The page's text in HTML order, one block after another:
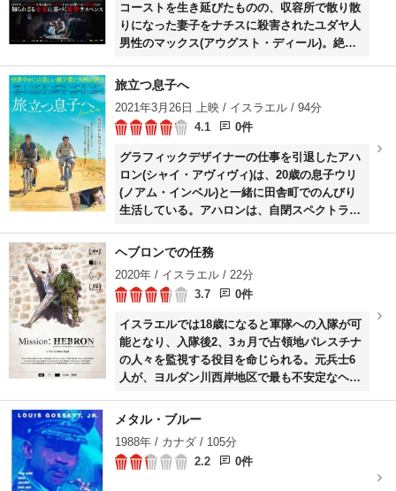
コーストを生き延びたものの、収容所で散り散
りになった妻子をナチスに殺害されたユダヤ人
男性のマックス(アウグスト・ディール)。絶望
う)心を抱くようになった彼は、ひそかにナチス
行動を共にする。やがて、さらに過激なユダヤ
人組織ナカムの一員となるが、そこで600万も
のドイツ人を標的にした復讐計画プランAが動
き出しているのを知る。
旅立つ息子へ
2021年3月26日 上映 / イスラエル / 94分
4.1
0件
グラフィックデザイナーの仕事を引退したアハ
ロン(シャイ・アヴィヴィ)は、20歳の息子ウリ
(ノアム・インベル)と一緒に田舎町でのんびり
生活している。アハロンは、自閉スペクトラム
ころがある日、一人息子の将来を案じた別居中
制の特別支援施設への入所を決めてしまう。
ヘブロンでの任務
2020年 / イスラエル / 22分
3.7
0件
イスラエルでは18歳になると軍隊への入隊が可
能となり、入隊後2、3ヵ月で占領地パレスチナ
の人々を監視する役目を命じられる。元兵士6
人が、ヨルダン川西岸地区で最も不安定なヘブ
メタル・ブルー
1988年 / カナダ / 105分
2.2
0件